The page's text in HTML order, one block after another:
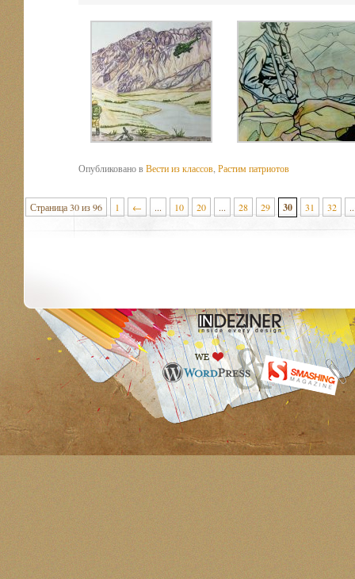
Опубликовано вВести из классов Растим патриотов
Страница 30 из 96 1 ← ... 10 20 ... 28 29 30 31 32